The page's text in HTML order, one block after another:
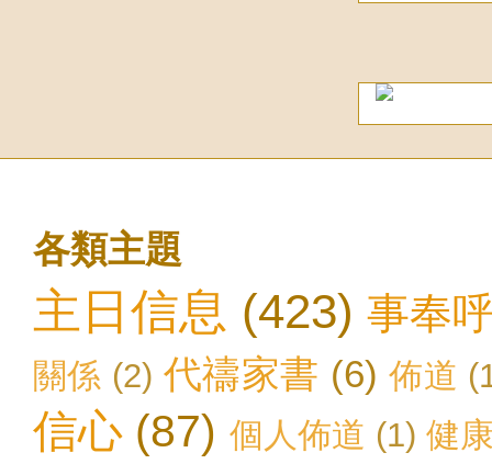
各類主題
主日信息 (423) 事奉
關係 (2) 代禱家書 (6) 佈道
信心 (87) 個人佈道 (1) 健